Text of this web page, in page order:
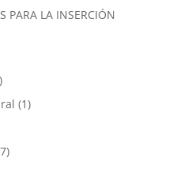
PARA LA INSERCIÓN
(1)